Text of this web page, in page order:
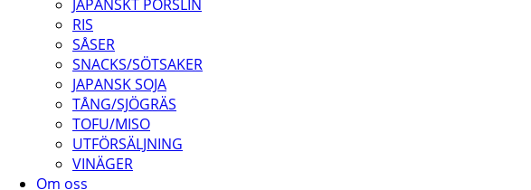
JAPANSKT PORSLIN
RIS
SÅSER
SNACKS/SÖTSAKER
JAPANSK SOJA
TÅNG/SJÖGRÄS
TOFU/MISO
UTFÖRSÄLJNING
VINÄGER
Om oss